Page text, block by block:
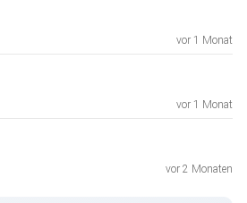
vor 1 Monat
vor 1 Monat
vor 2 Monaten